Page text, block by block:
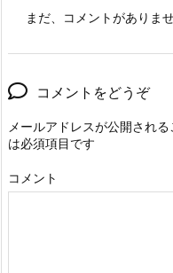
まだ、コメントがありま
コメントをどうぞ
メールアドレスが公開される
は必須項目です
コメント